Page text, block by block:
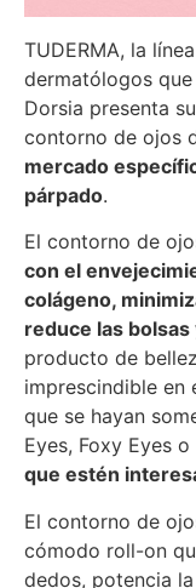
TUDERMA, la
dermatólogos
Dorsia presenta
contorno de ojos
mercado
párpado.
El contorno de
con el
colágeno,
reduce las
producto de
imprescindible en
que se hayan
Eyes, Foxy Eyes
que estén
El contorno de
cómodo roll-on
dedos, potencia